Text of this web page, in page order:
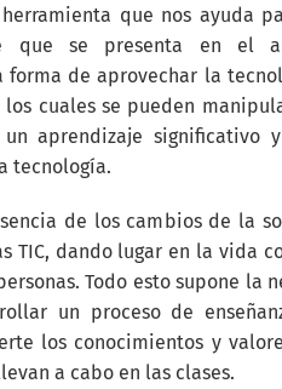
herramienta que nos ayuda
que se presenta en el
forma de aprovechar la
los cuales se pueden
aprendizaje significativo
tecnología.
de los cambios de la
TIC, dando lugar en la vida
Todo esto supone la
un proceso de
los conocimientos y
a cabo en las clases.